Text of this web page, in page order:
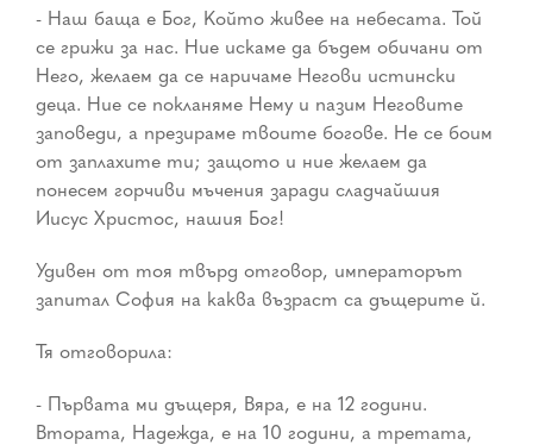
- Наш баща е Бог, Който живее на небесата. Той
се грижи за нас. Ние искаме да бъдем обичани от
Него, желаем да се наричаме Негови истински
деца. Ние се покланяме Нему и пазим Неговите
заповеди, а презираме твоите богове. Не се боим
от заплахите ти; защото и ние желаем да
понесем горчиви мъчения заради сладчайшия
Иисус Христос, нашия Бог!
Удивен от тоя твърд отговор, императорът
запитал София на каква възраст са дъщерите й.
Тя отговорила:
- Първата ми дъщеря, Вяра, е на 12 години.
Втората, Надежда, е на 10 години, а третата,